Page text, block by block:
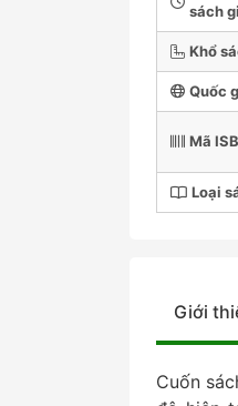
sách
Khổ
Quốc
Mã
Loại
Giới
Cuốn